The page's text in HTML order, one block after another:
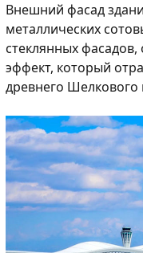
Внешний фасад
металлических
стеклянных
эффект, который
древнего Шелкового